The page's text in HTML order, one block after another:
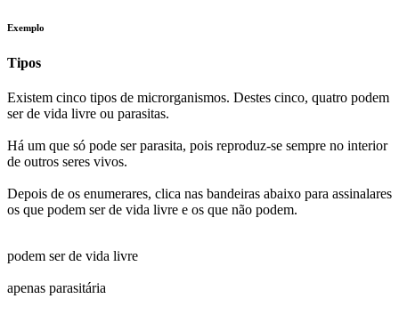
Exemplo
Tipos
Existem cinco tipos de microrganismos. Destes cinco, quatro podem
ser de vida livre ou parasitas.
Há um que só pode ser parasita, pois reproduz-se sempre no interior
de outros seres vivos.
Depois de os enumerares, clica nas bandeiras abaixo para assinalares
os que podem ser de vida livre e os que não podem.
podem ser de vida livre
apenas parasitária